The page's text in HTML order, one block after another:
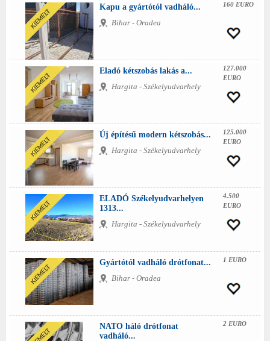
Kapu a gyártótól vadháló...
Bihar - Oradea
160 EURO
Eladó kétszobás lakás a...
Hargita - Székelyudvarhely
127.000
EURO
Új építésű modern kétszobás...
Hargita - Székelyudvarhely
125.000
EURO
ELADÓ Székelyudvarhelyen
1313...
Hargita - Székelyudvarhely
4.500
EURO
Gyártótól vadháló drótfonat...
Bihar - Oradea
1 EURO
NATO háló drótfonat
vadháló...
2 EURO